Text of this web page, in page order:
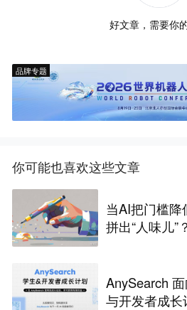
好文章，需要你
品牌专题
你可能也喜欢这些文章
当AI把门槛
拼出“人味儿”？
AnySearch
与开发者成长